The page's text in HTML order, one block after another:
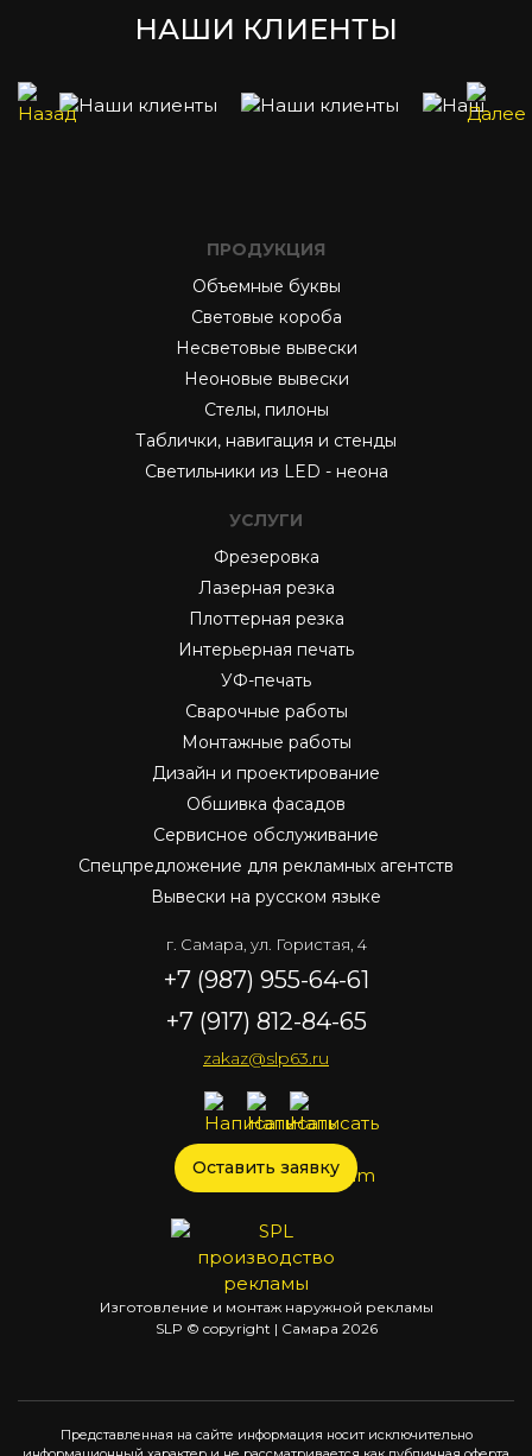
НАШИ КЛИЕНТЫ
ПРОДУКЦИЯ
Объемные буквы
Световые короба
Несветовые вывески
Неоновые вывески
Стелы, пилоны
Таблички, навигация и стенды
Светильники из LED - неона
УСЛУГИ
Фрезеровка
Лазерная резка
Плоттерная резка
Интерьерная печать
УФ-печать
Сварочные работы
Монтажные работы
Дизайн и проектирование
Обшивка фасадов
Сервисное обслуживание
Спецпредложение для рекламных агентств
Вывески на русском языке
г. Самара, ул. Гористая, 4
+7 (987) 955-64-61
+7 (917) 812-84-65
zakaz@slp63.ru
Оставить заявку
Изготовление и монтаж наружной рекламы
SLP © copyright | Самара 2026
Представленная на сайте информация носит исключительно